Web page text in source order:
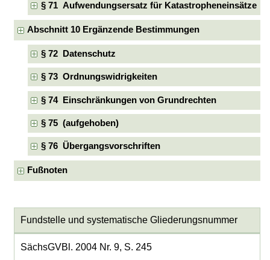
§ 71 Aufwendungsersatz für Katastropheneinsätze
Abschnitt 10 Ergänzende Bestimmungen
§ 72 Datenschutz
§ 73 Ordnungswidrigkeiten
§ 74 Einschränkungen von Grundrechten
§ 75 (aufgehoben)
§ 76 Übergangsvorschriften
Fußnoten
Fundstelle und systematische Gliederungsnummer
SächsGVBl. 2004 Nr. 9, S. 245